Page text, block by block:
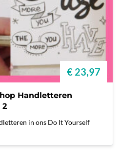
€ 23,97
Handletteren
2
in ons Do It Yourself